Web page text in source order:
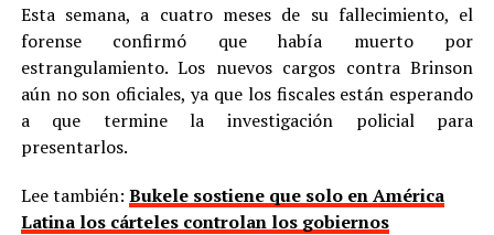
Esta semana, a cuatro meses de su fallecimiento, el
forense confirmó que había muerto por
estrangulamiento. Los nuevos cargos contra Brinson
aún no son oficiales, ya que los fiscales están esperando
a que termine la investigación policial para
presentarlos.
Lee también: Bukele sostiene que solo en América
Latina los cárteles controlan los gobiernos